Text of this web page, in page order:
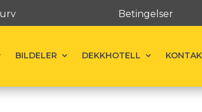
Betingelser
BILDELER DEKKHOTELL